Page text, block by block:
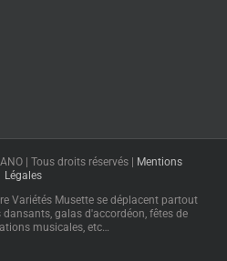
| Tous droits réservés |
Mentions
Légales
Variétés Musette se déplacent partout
galas d'accordéon, fêtes de
musicales, etc…